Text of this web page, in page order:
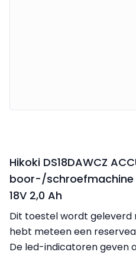
Hikoki DS18DAWCZ
boor-/schroefmachine
18V 2,0 Ah
Dit toestel wordt geleverd
hebt meteen een
De led-indicatoren geven